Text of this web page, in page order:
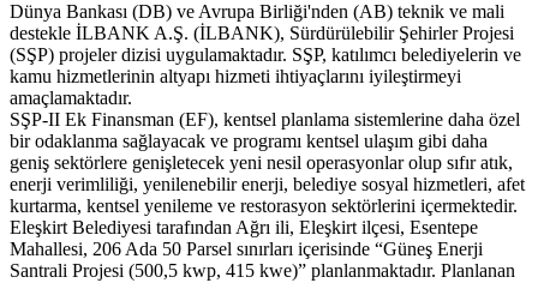
Dünya Bankası (DB) ve Avrupa Birliği'nden (AB) teknik ve mali
destekle İLBANK A.Ş. (İLBANK), Sürdürülebilir Şehirler Projesi
(SŞP) projeler dizisi uygulamaktadır. SŞP, katılımcı belediyelerin ve
kamu hizmetlerinin altyapı hizmeti ihtiyaçlarını iyileştirmeyi
amaçlamaktadır.
SŞP-II Ek Finansman (EF), kentsel planlama sistemlerine daha özel
bir odaklanma sağlayacak ve programı kentsel ulaşım gibi daha
geniş sektörlere genişletecek yeni nesil operasyonlar olup sıfır atık,
enerji verimliliği, yenilenebilir enerji, belediye sosyal hizmetleri, afet
kurtarma, kentsel yenileme ve restorasyon sektörlerini içermektedir.
Eleşkirt Belediyesi tarafından Ağrı ili, Eleşkirt ilçesi, Esentepe
Mahallesi, 206 Ada 50 Parsel sınırları içerisinde “Güneş Enerji
Santrali Projesi (500,5 kwp, 415 kwe)” planlanmaktadır. Planlanan